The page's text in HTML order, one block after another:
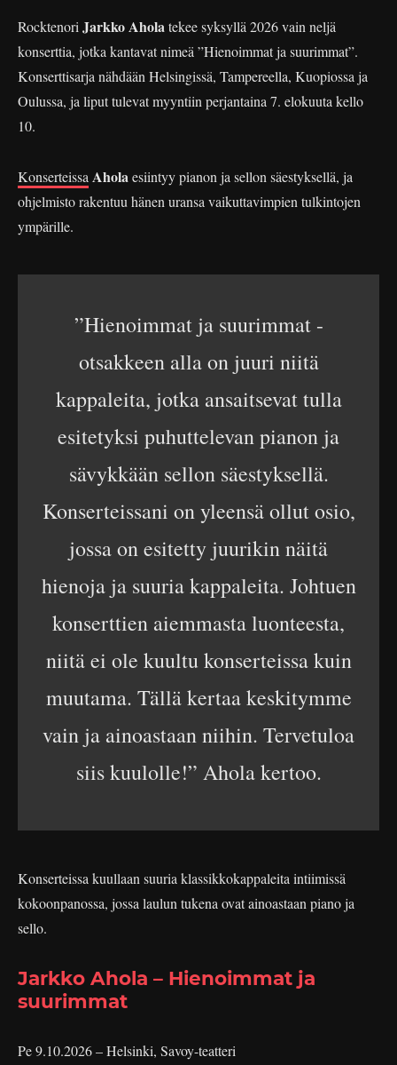
Rocktenori Jarkko Aholatekee syksyllä 2026 vain neljä
konserttia, jotka kantavat nimeä ”Hienoimmat ja suurimmat”.
Konserttisarja nähdään Helsingissä, Tampereella, Kuopiossa ja
Oulussa, ja liput tulevat myyntiin perjantaina 7. elokuuta kello
10.
Konserteissa Aholaesiintyy pianon ja sellon säestyksellä, ja
ohjelmisto rakentuu hänen uransa vaikuttavimpien tulkintojen
ympärille.
”Hienoimmat ja suurimmat -
otsakkeen alla on juuri niitä
kappaleita, jotka ansaitsevat tulla
esitetyksi puhuttelevan pianon ja
sävykkään sellon säestyksellä.
Konserteissani on yleensä ollut osio,
jossa on esitetty juurikin näitä
hienoja ja suuria kappaleita. Johtuen
konserttien aiemmasta luonteesta,
niitä ei ole kuultu konserteissa kuin
muutama. Tällä kertaa keskitymme
vain ja ainoastaan niihin. Tervetuloa
siis kuulolle!” Ahola kertoo.
Konserteissa kuullaan suuria klassikkokappaleita intiimissä
kokoonpanossa, jossa laulun tukena ovat ainoastaan piano ja
sello.
Jarkko Ahola – Hienoimmat ja
suurimmat
Pe 9.10.2026 – Helsinki, Savoy-teatteri